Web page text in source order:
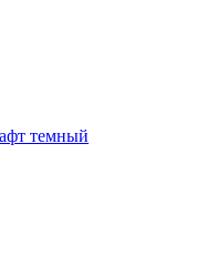
темный